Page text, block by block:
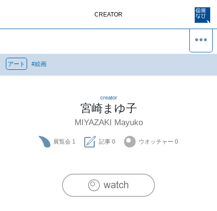
CREATOR
アート #絵画
creator
宮崎まゆ子
MIYAZAKI Mayuko
展覧会 1 記事 0 ウオッチャー 0